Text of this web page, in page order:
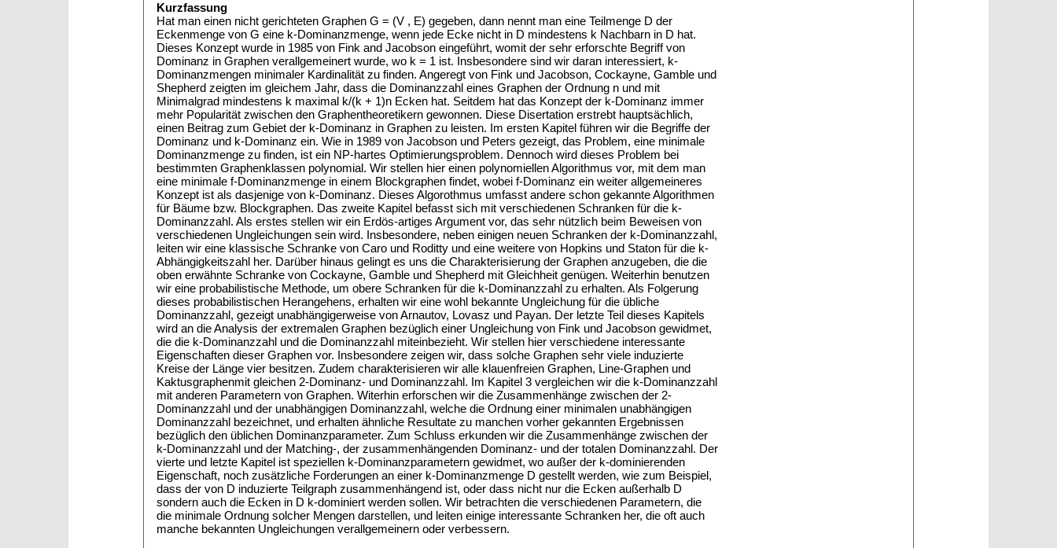
Kurzfassung
Hat man einen nicht gerichteten Graphen G = (V , E) gegeben, dann nennt man eine Teilmenge D der
Eckenmenge von G eine k-Dominanzmenge, wenn jede Ecke nicht in D mindestens k Nachbarn in D hat.
Dieses Konzept wurde in 1985 von Fink and Jacobson eingeführt, womit der sehr erforschte Begriff von
Dominanz in Graphen verallgemeinert wurde, wo k = 1 ist. Insbesondere sind wir daran interessiert, k-
Dominanzmengen minimaler Kardinalität zu finden. Angeregt von Fink und Jacobson, Cockayne, Gamble und
Shepherd zeigten im gleichem Jahr, dass die Dominanzzahl eines Graphen der Ordnung n und mit
Minimalgrad mindestens k maximal k/(k + 1)n Ecken hat. Seitdem hat das Konzept der k-Dominanz immer
mehr Popularität zwischen den Graphentheoretikern gewonnen. Diese Disertation erstrebt hauptsächlich,
einen Beitrag zum Gebiet der k-Dominanz in Graphen zu leisten. Im ersten Kapitel führen wir die Begriffe der
Dominanz und k-Dominanz ein. Wie in 1989 von Jacobson und Peters gezeigt, das Problem, eine minimale
Dominanzmenge zu finden, ist ein NP-hartes Optimierungsproblem. Dennoch wird dieses Problem bei
bestimmten Graphenklassen polynomial. Wir stellen hier einen polynomiellen Algorithmus vor, mit dem man
eine minimale f-Dominanzmenge in einem Blockgraphen findet, wobei f-Dominanz ein weiter allgemeineres
Konzept ist als dasjenige von k-Dominanz. Dieses Algorothmus umfasst andere schon gekannte Algorithmen
für Bäume bzw. Blockgraphen. Das zweite Kapitel befasst sich mit verschiedenen Schranken für die k-
Dominanzzahl. Als erstes stellen wir ein Erdös-artiges Argument vor, das sehr nützlich beim Beweisen von
verschiedenen Ungleichungen sein wird. Insbesondere, neben einigen neuen Schranken der k-Dominanzzahl,
leiten wir eine klassische Schranke von Caro und Roditty und eine weitere von Hopkins und Staton für die k-
Abhängigkeitszahl her. Darüber hinaus gelingt es uns die Charakterisierung der Graphen anzugeben, die die
oben erwähnte Schranke von Cockayne, Gamble und Shepherd mit Gleichheit genügen. Weiterhin benutzen
wir eine probabilistische Methode, um obere Schranken für die k-Dominanzzahl zu erhalten. Als Folgerung
dieses probabilistischen Herangehens, erhalten wir eine wohl bekannte Ungleichung für die übliche
Dominanzzahl, gezeigt unabhängigerweise von Arnautov, Lovasz und Payan. Der letzte Teil dieses Kapitels
wird an die Analysis der extremalen Graphen bezüglich einer Ungleichung von Fink und Jacobson gewidmet,
die die k-Dominanzzahl und die Dominanzzahl miteinbezieht. Wir stellen hier verschiedene interessante
Eigenschaften dieser Graphen vor. Insbesondere zeigen wir, dass solche Graphen sehr viele induzierte
Kreise der Länge vier besitzen. Zudem charakterisieren wir alle klauenfreien Graphen, Line-Graphen und
Kaktusgraphenmit gleichen 2-Dominanz- und Dominanzzahl. Im Kapitel 3 vergleichen wir die k-Dominanzzahl
mit anderen Parametern von Graphen. Witerhin erforschen wir die Zusammenhänge zwischen der 2-
Dominanzzahl und der unabhängigen Dominanzzahl, welche die Ordnung einer minimalen unabhängigen
Dominanzzahl bezeichnet, und erhalten ähnliche Resultate zu manchen vorher gekannten Ergebnissen
bezüglich den üblichen Dominanzparameter. Zum Schluss erkunden wir die Zusammenhänge zwischen der
k-Dominanzzahl und der Matching-, der zusammenhängenden Dominanz- und der totalen Dominanzzahl. Der
vierte und letzte Kapitel ist speziellen k-Dominanzparametern gewidmet, wo außer der k-dominierenden
Eigenschaft, noch zusätzliche Forderungen an einer k-Dominanzmenge D gestellt werden, wie zum Beispiel,
dass der von D induzierte Teilgraph zusammenhängend ist, oder dass nicht nur die Ecken außerhalb D
sondern auch die Ecken in D k-dominiert werden sollen. Wir betrachten die verschiedenen Parametern, die
die minimale Ordnung solcher Mengen darstellen, und leiten einige interessante Schranken her, die oft auch
manche bekannten Ungleichungen verallgemeinern oder verbessern.